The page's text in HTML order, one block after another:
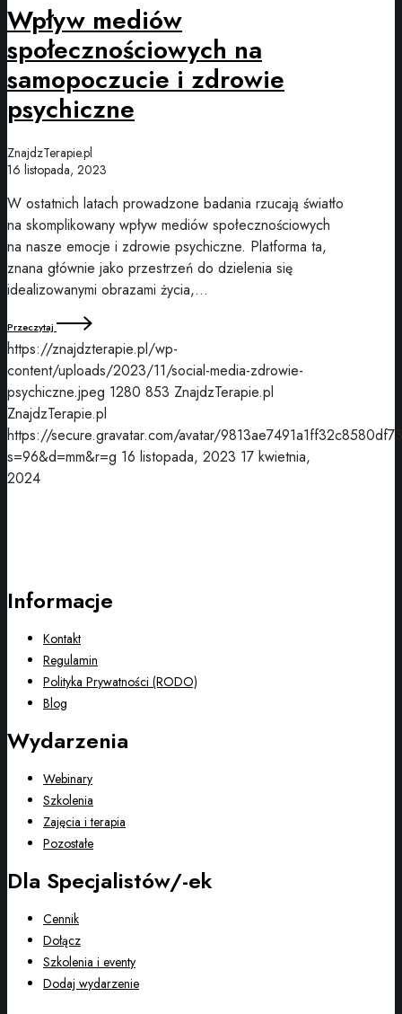
Wpływ mediów
społecznościowych na
samopoczucie i zdrowie
psychiczne
ZnajdzTerapie.pl
16 listopada, 2023
W ostatnich latach prowadzone badania rzucają światło
na skomplikowany wpływ mediów społecznościowych
na nasze emocje i zdrowie psychiczne. Platforma ta,
znana głównie jako przestrzeń do dzielenia się
idealizowanymi obrazami życia,…
Przeczytaj
https://znajdzterapie.pl/wp-
content/uploads/2023/11/social-media-zdrowie-
psychiczne.jpeg 1280 853 ZnajdzTerapie.pl
ZnajdzTerapie.pl
https://secure.gravatar.com/avatar/
s=96&d=mm&r=g 16 listopada, 2023 17 kwietnia,
2024
Informacje
Kontakt
Regulamin
Polityka Prywatności (RODO)
Blog
Wydarzenia
Webinary
Szkolenia
Zajęcia i terapia
Pozostałe
Dla Specjalistów/-ek
Cennik
Dołącz
Szkolenia i eventy
Dodaj wydarzenie